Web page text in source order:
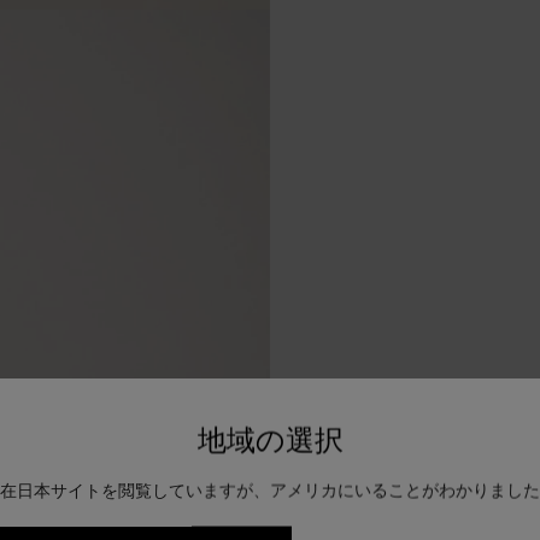
地域の選択
日本サイトを閲覧していますが、アメリカにいることがわかりまし